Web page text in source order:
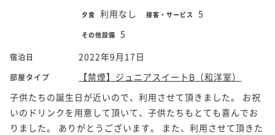
夕食 利用なし 接客・サービス 5
その他設備 5
宿泊日 2022年9月17日
部屋タイプ
【禁煙】ジュニアスイートB（和洋室）
子供たちの誕生日が近いので、利用させて頂きました。 お祝
いのドリンクを用意して頂いて、子供たちもとても喜んでお
りました。 ありがとうございます。 また、利用させて頂きた